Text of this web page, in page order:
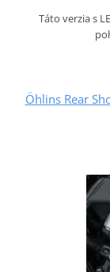
Táto verzia s
Öhlins Rear